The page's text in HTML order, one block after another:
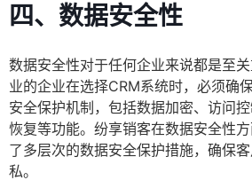
四、数据安全性
数据安全性对于任何企业来说都是至
业的企业在选择CRM系统时，必须确
安全保护机制，包括数据加密、访问
恢复等功能。纷享销客在数据安全性
了多层次的数据安全保护措施，确保
私。